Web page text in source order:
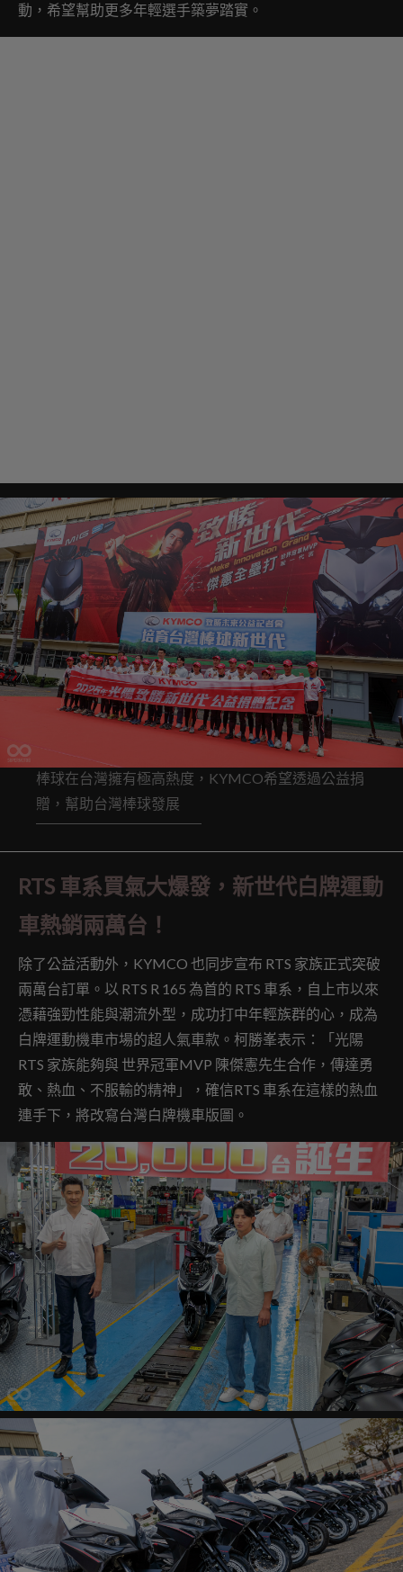
動，希望幫助更多年輕選手築夢踏實。
棒球在台灣擁有極高熱度，KYMCO希望透過公益捐
贈，幫助台灣棒球發展
RTS 車系買氣大爆發，新世代白牌運動
車熱銷兩萬台！
除了公益活動外，KYMCO 也同步宣布 RTS 家族正式突破
兩萬台訂單。以 RTS R 165 為首的 RTS 車系，自上市以來
憑藉強勁性能與潮流外型，成功打中年輕族群的心，成為
白牌運動機車市場的超人氣車款。柯勝峯表示：「光陽
RTS 家族能夠與 世界冠軍MVP 陳傑憲先生合作，傳達勇
敢、熱血、不服輸的精神」，確信RTS 車系在這樣的熱血
連手下，將改寫台灣白牌機車版圖。